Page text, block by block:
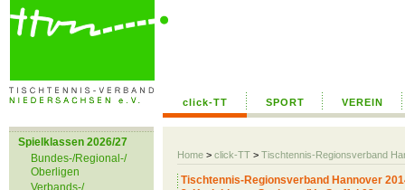
click-TT SPORT VEREIN
Home > click-TT > Tischtennis-Regionsverband
Spielklassen 2026/27
Bundes-/Regional-/
Oberligen
Verbands-/
Tischtennis-Regionsverband Hannover